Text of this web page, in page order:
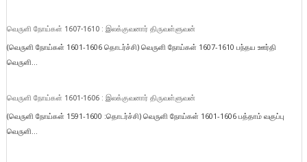
வெருளி நோய்கள் 1607-1610 : இலக்குவனார் திருவள்ளுவன்
(வெருளி நோய்கள் 1601-1606 தொடர்ச்சி) வெருளி நோய்கள் 1607-1610 பந்தய ஊர்தி
வெருளி...
வெருளி நோய்கள் 1601-1606 : இலக்குவனார் திருவள்ளுவன்
(வெருளி நோய்கள் 1591-1600 :தொடர்ச்சி) வெருளி நோய்கள் 1601-1606 பத்தாம் வகுப்பு
வெருளி...